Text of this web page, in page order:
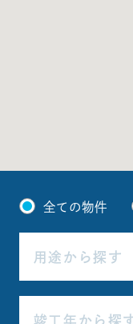
全ての物件